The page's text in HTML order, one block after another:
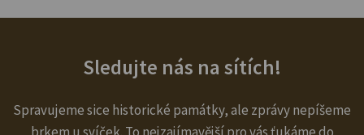
Sledujte nás na sítích!
Spravujeme sice historické památky, ale zprávy nepíšeme